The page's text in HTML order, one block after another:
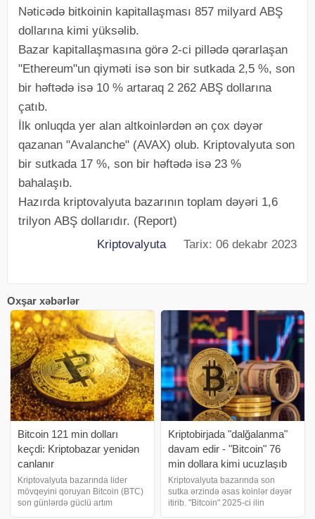
Nəticədə bitkoinin kapitallaşması 857 milyard ABŞ
dollarına kimi yüksəlib.
Bazar kapitallaşmasına görə 2-ci pillədə qərarlaşan
"Ethereum"un qiyməti isə son bir sutkada 2,5 %, son
bir həftədə isə 10 % artaraq 2 262 ABŞ dollarına
çatıb.
İlk onluqda yer alan altkoinlərdən ən çox dəyər
qazanan "Avalanche" (AVAX) olub. Kriptovalyuta son
bir sutkada 17 %, son bir həftədə isə 23 %
bahalaşıb.
Hazırda kriptovalyuta bazarının toplam dəyəri 1,6
trilyon ABŞ dollarıdır. (Report)
Kriptovalyuta Tarix: 06 dekabr 2023
Oxşar xəbərlər
Bitcoin 121 min dolları
keçdi: Kriptobazar yenidən
canlanır
Kriptovalyuta bazarında lider
mövqeyini qoruyan Bitcoin (BTC)
son günlərdə güclü artım
Kriptobirjada "dalğalanma"
davam edir - "Bitcoin" 76
min dollara kimi ucuzlaşıb
Kriptovalyuta bazarında son
sutka ərzində əsas koinlər dəyər
itirib. "Bitcoin" 2025-ci ilin